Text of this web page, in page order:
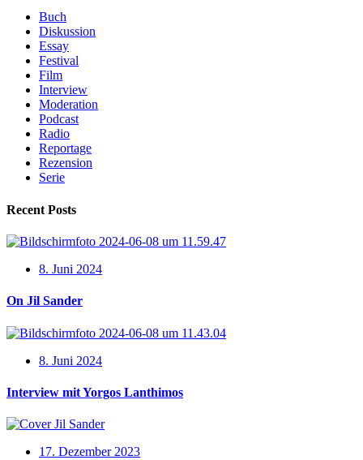
Buch
Diskussion
Essay
Festival
Film
Interview
Moderation
Podcast
Radio
Reportage
Rezension
Serie
Recent Posts
8. Juni 2024
On Jil Sander
8. Juni 2024
Interview mit Yorgos Lanthimos
17. Dezember 2023